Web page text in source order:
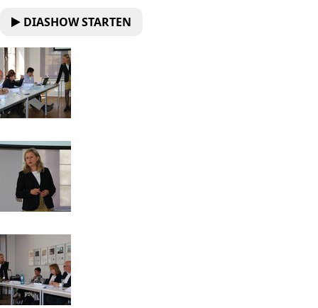
DIASHOW STARTEN